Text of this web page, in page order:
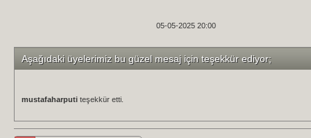
05-05-2025 20:00
Aşağıdaki üyelerimiz bu güzel mesaj için teşekkür ediyor;
mustafaharputi teşekkür etti.